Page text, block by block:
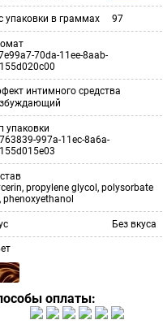
упаковки в граммах 97
70da-11ee-8aab-
интимного средства
упаковки
997a-11ec-8a6a-
propylene glycol, polysorbate
phenoxyethanol
Без вкуса
оплаты: